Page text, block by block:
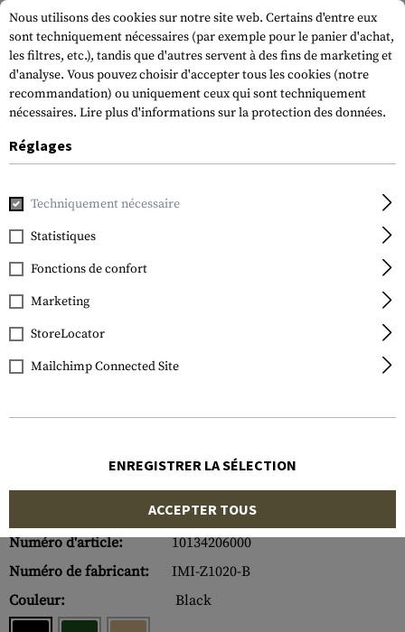
IMI Defense
Roto Paddle Holster for
Glock 19
Numéro d'article:
10134206000
Numéro de fabricant:
IMI-Z1020-B
Couleur:
Black
Nous utilisons des cookies sur notre site web. Certains d'entre eux
sont techniquement nécessaires (par exemple pour le panier d'achat,
les filtres, etc.), tandis que d'autres servent à des fins de marketing et
d'analyse. Vous pouvez choisir d'accepter tous les cookies (notre
recommandation) ou uniquement ceux qui sont techniquement
nécessaires. Lire plus d'informations sur la protection des données.
Réglages
Techniquement nécessaire
Statistiques
Fonctions de confort
Marketing
StoreLocator
Mailchimp Connected Site
ENREGISTRER LA SÉLECTION
ACCEPTER TOUS